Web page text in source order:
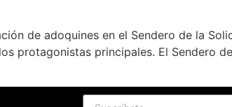
de adoquines en el Sendero de la
protagonistas principales. El Sendero